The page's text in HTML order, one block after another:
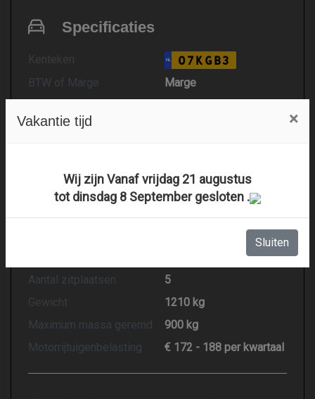
Specificaties
Kenteken NL 07KGB3
BTW of Marge
Marge
Datum eerste toelating
Tellerstand
114.877 KM
Aantal zitplaatsen
5
Gewicht
1210 kg
Maximum massa geremd
900 kg
Motorrijtuigenbelasting
€ 172 - 188 per kwartaal
Vakantie tijd ×
Wij zijn Vanaf vrijdag 21 augustus
tot dinsdag 8 September gesloten .
Sluiten